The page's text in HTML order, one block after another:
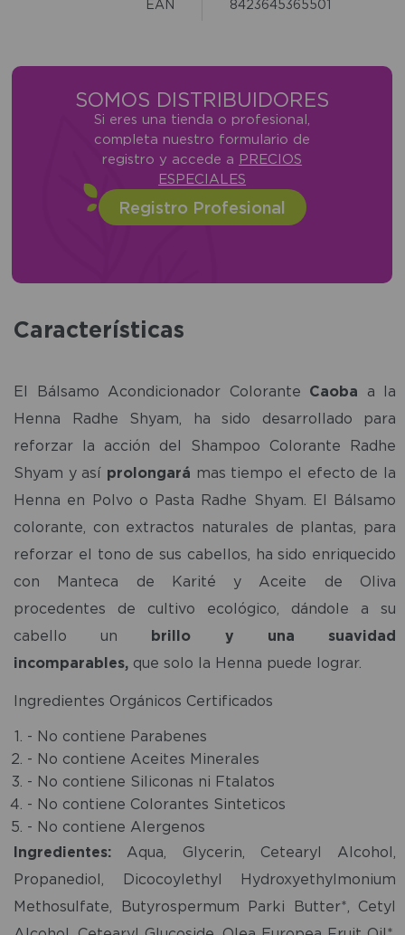
EAN 8423645365501
SOMOS DISTRIBUIDORES
Si eres una tienda o profesional,
completa nuestro formulario de
registro y accede a PRECIOS
ESPECIALES
Registro Profesional
Características
El Bálsamo Acondicionador Colorante Caoba a la
Henna Radhe Shyam, ha sido desarrollado para
reforzar la acción del Shampoo Colorante Radhe
Shyam y así prolongará mas tiempo el efecto de la
Henna en Polvo o Pasta Radhe Shyam. El Bálsamo
colorante, con extractos naturales de plantas, para
reforzar el tono de sus cabellos, ha sido enriquecido
con Manteca de Karité y Aceite de Oliva
procedentes de cultivo ecológico, dándole a su
cabello un brillo y una suavidad
incomparables, que solo la Henna puede lograr.
Ingredientes Orgánicos Certificados
- No contiene Parabenes
- No contiene Aceites Minerales
- No contiene Siliconas ni Ftalatos
- No contiene Colorantes Sinteticos
- No contiene Alergenos
Ingredientes: Aqua, Glycerin, Cetearyl Alcohol,
Propanediol, Dicocoylethyl Hydroxyethylmonium
Methosulfate, Butyrospermum Parki Butter*, Cetyl